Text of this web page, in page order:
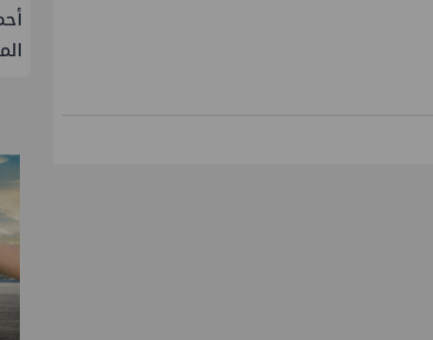
أحمد سليمان مقررًا للجنة التنمية